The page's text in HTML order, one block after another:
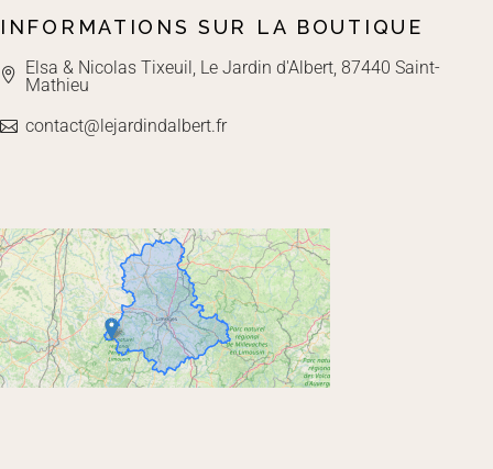
INFORMATIONS SUR LA BOUTIQUE
Elsa & Nicolas Tixeuil, Le Jardin d'Albert, 87440 Saint-
Mathieu
contact@lejardindalbert.fr